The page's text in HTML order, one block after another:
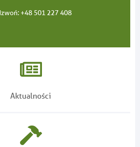
+48 501 227 408
Aktualności